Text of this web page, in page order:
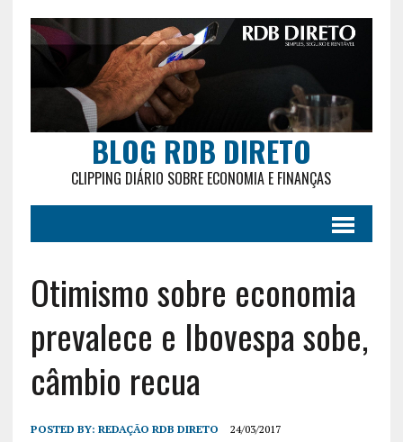
BLOG RDB DIRETO
CLIPPING DIÁRIO SOBRE ECONOMIA E FINANÇAS
Otimismo sobre economia
prevalece e Ibovespa sobe,
câmbio recua
POSTED BY: REDAÇÃO RDB DIRETO 24/03/2017